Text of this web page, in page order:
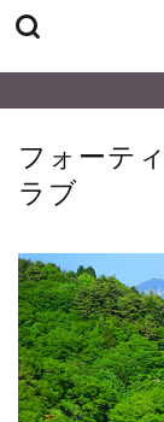
フォーテ
ラブ